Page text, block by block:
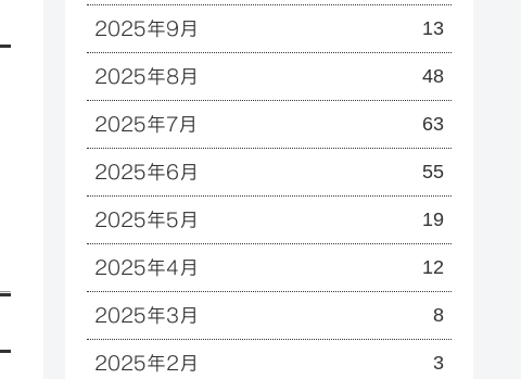
2025年9月 13
2025年8月 48
2025年7月 63
2025年6月 55
2025年5月 19
2025年4月 12
2025年3月 8
2025年2月 3